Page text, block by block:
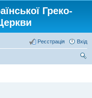
Греко-
Вхід
Реєстрація